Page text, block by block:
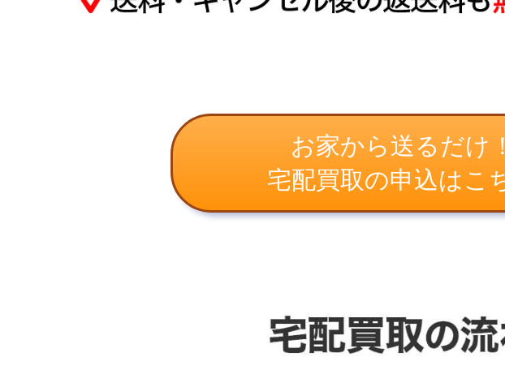
お家から送るだけ！
宅配買取の申込はこ